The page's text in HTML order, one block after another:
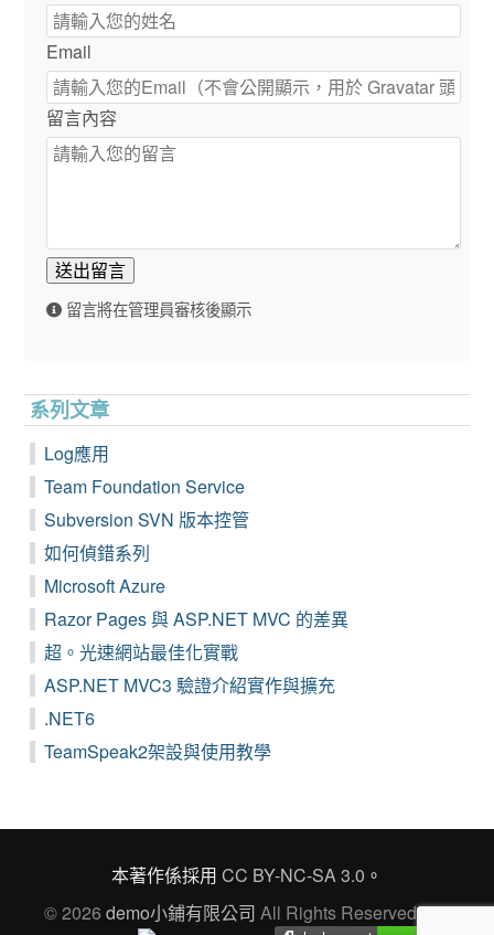
Email
留言內容
送出留言
留言將在管理員審核後顯示
系列文章
Log應用
Team Foundation Service
Subversion SVN 版本控管
如何偵錯系列
Microsoft Azure
Razor Pages 與 ASP.NET MVC 的差異
超。光速網站最佳化實戰
ASP.NET MVC3 驗證介紹實作與擴充
.NET6
TeamSpeak2架設與使用教學
本著作係採用 CC BY-NC-SA 3.0 。
© 2026 demo小鋪有限公司 All Rights Reserved Ver.